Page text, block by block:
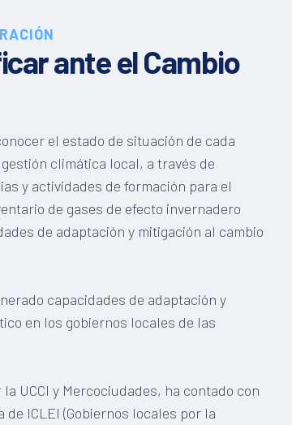
ante el Cambio
el estado de situación de cada
climática local, a través de
y actividades de formación para el
de gases de efecto invernadero
de adaptación y mitigación al cambio
capacidades de adaptación y
en los gobiernos locales de las
UCCI y Mercociudades, ha contado con
ICLEI (Gobiernos locales por la